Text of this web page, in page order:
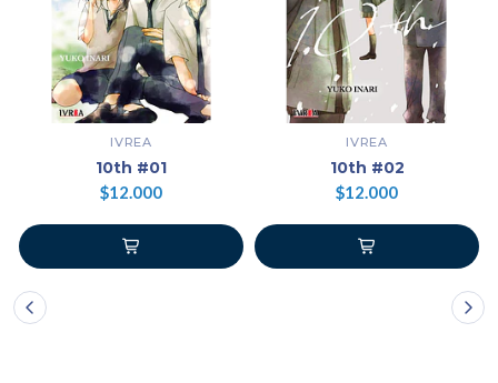
IVREA
10th #01
$12.000
IVREA
10th #02
$12.000